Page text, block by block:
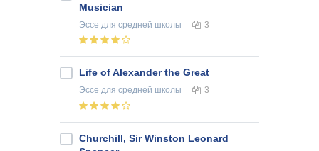
Musician
Эссе для средней школы 3
Life of Alexander the Great
Эссе для средней школы 3
Churchill, Sir Winston Leonard